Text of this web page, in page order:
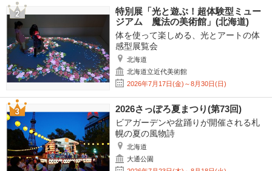
特別展「光と遊ぶ！超体験型ミュー
ジアム 魔法の美術館」(北海道)
体を使って楽しめる、光とアートの体
感型展覧会
北海道
北海道立近代美術館
2026年7月17日(金)～8月30日(日)
2026さっぽろ夏まつり(第73回)
ビアガーデンや盆踊りが開催される札
幌の夏の風物詩
北海道
大通公園